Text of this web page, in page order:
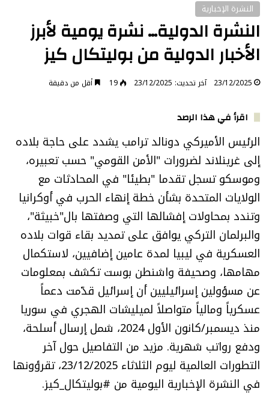
النشرة الإخبارية
النشرة الدولية… نشرة يومية لأبرز
الأخبار الدولية من بوليتكال كيز
23/12/2025 آخر تحديث: 23/12/2025 19 أقل من دقيقة
اقرأ في هذا الرصد
الرئيس الأميركي دونالد ترامب يشدد على حاجة بلاده
إلى غرينلاند لضرورات "الأمن القومي" حسب تعبيره،
وموسكو تسجل تقدما "بطيئا" في المحادثات مع
الولايات المتحدة بشأن خطة إنهاء الحرب في أوكرانيا
وتندد بمحاولات إفشالها التي وصفتها بال"خبيثة"،
والبرلمان التركي يوافق على تمديد بقاء قوات بلاده
العسكرية في ليبيا لمدة عامين إضافيين، لاستكمال
مهامها، وصحيفة واشنطن بوست تكشف بمعلومات
عن مسؤولين إسرائيليين أن إسرائيل قدّمت دعماً
عسكرياً ومالياً متواصلاً لميليشات الهجري في سوريا
منذ ديسمبر/كانون الأول 2024، شمل إرسال أسلحة،
ودفع رواتب شهرية. مزيد من التفاصيل حول آخر
التطورات العالمية ليوم الثلاثاء 23/12/2025، تقرؤونها
في النشرة الإخبارية اليومية من #بوليتكال_كيز.